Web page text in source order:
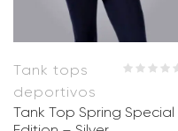
Tank tops
deportivos
Tank Top Spring Special